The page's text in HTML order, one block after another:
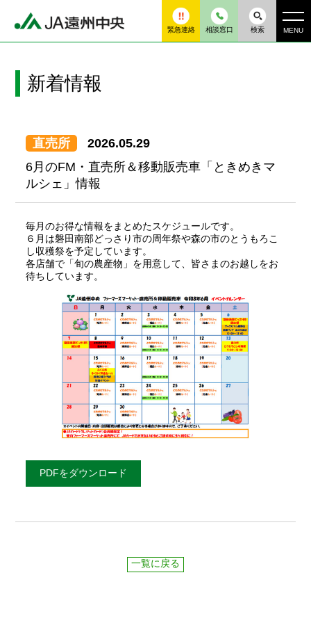
緊急連絡 相談窓口 検索 MENU
新着情報
直売所
2026.05.29
6月のFM・直売所＆移動販売車「ときめきマ
ルシェ」情報
毎月のお得な情報をまとめたスケジュールです。
６月は磐田南部どっさり市の周年祭や森の市のとうもろこ
し収穫祭を予定しています。
各店舗で「旬の農産物」を用意して、皆さまのお越しをお
待ちしています。
PDFをダウンロード
一覧に戻る